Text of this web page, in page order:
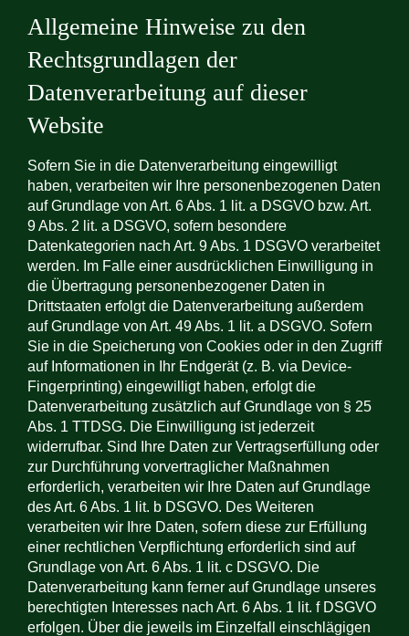
Allgemeine Hinweise zu den
Rechtsgrundlagen der
Datenverarbeitung auf dieser
Website
Sofern Sie in die Datenverarbeitung eingewilligt
haben, verarbeiten wir Ihre personenbezogenen Daten
auf Grundlage von Art. 6 Abs. 1 lit. a DSGVO bzw. Art.
9 Abs. 2 lit. a DSGVO, sofern besondere
Datenkategorien nach Art. 9 Abs. 1 DSGVO verarbeitet
werden. Im Falle einer ausdrücklichen Einwilligung in
die Übertragung personenbezogener Daten in
Drittstaaten erfolgt die Datenverarbeitung außerdem
auf Grundlage von Art. 49 Abs. 1 lit. a DSGVO. Sofern
Sie in die Speicherung von Cookies oder in den Zugriff
auf Informationen in Ihr Endgerät (z. B. via Device-
Fingerprinting) eingewilligt haben, erfolgt die
Datenverarbeitung zusätzlich auf Grundlage von § 25
Abs. 1 TTDSG. Die Einwilligung ist jederzeit
widerrufbar. Sind Ihre Daten zur Vertragserfüllung oder
zur Durchführung vorvertraglicher Maßnahmen
erforderlich, verarbeiten wir Ihre Daten auf Grundlage
des Art. 6 Abs. 1 lit. b DSGVO. Des Weiteren
verarbeiten wir Ihre Daten, sofern diese zur Erfüllung
einer rechtlichen Verpflichtung erforderlich sind auf
Grundlage von Art. 6 Abs. 1 lit. c DSGVO. Die
Datenverarbeitung kann ferner auf Grundlage unseres
berechtigten Interesses nach Art. 6 Abs. 1 lit. f DSGVO
erfolgen. Über die jeweils im Einzelfall einschlägigen